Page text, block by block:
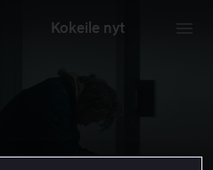
Kokeile nyt